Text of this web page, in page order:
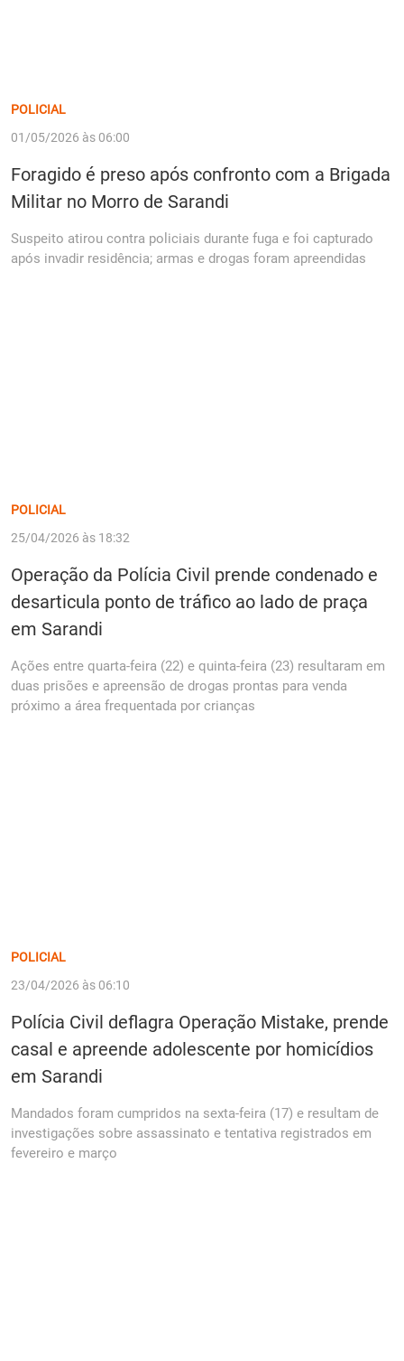
POLICIAL
01/05/2026 às 06:00
Foragido é preso após confronto com a Brigada
Militar no Morro de Sarandi
Suspeito atirou contra policiais durante fuga e foi capturado
após invadir residência; armas e drogas foram apreendidas
POLICIAL
25/04/2026 às 18:32
Operação da Polícia Civil prende condenado e
desarticula ponto de tráfico ao lado de praça
em Sarandi
Ações entre quarta-feira (22) e quinta-feira (23) resultaram em
duas prisões e apreensão de drogas prontas para venda
próximo a área frequentada por crianças
POLICIAL
23/04/2026 às 06:10
Polícia Civil deflagra Operação Mistake, prende
casal e apreende adolescente por homicídios
em Sarandi
Mandados foram cumpridos na sexta-feira (17) e resultam de
investigações sobre assassinato e tentativa registrados em
fevereiro e março